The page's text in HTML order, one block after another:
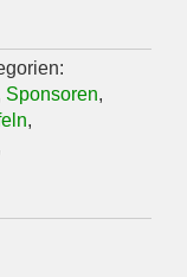
Sponsoren,
,